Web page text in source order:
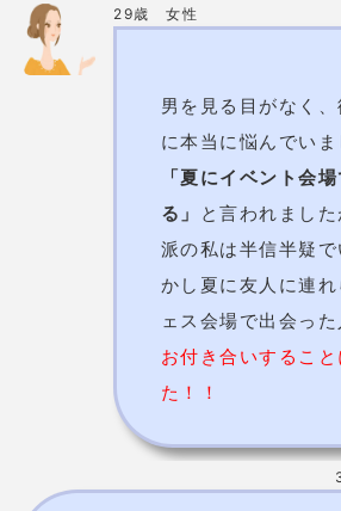
29歳 女性
男を見る目がなく
に本当に悩んでい
「夏にイベント会
る」
と言われまし
派の私は半信半疑
かし夏に友人に連
ェス会場で出会っ
お付き合いするこ
た！！